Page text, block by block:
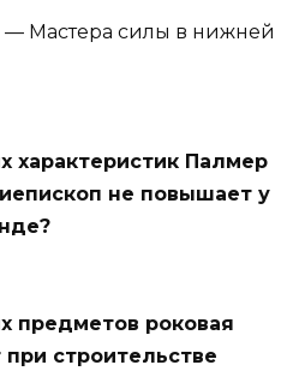
— Мастера силы в нижней
характеристик Палмер
не повышает у
предметов роковая
строительстве